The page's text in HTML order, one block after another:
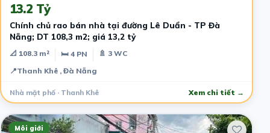
13.2 Tỷ
Chính chủ rao bán nhà tại đường Lê Duẩn - TP Đà
Nẵng; DT 108,3 m2; giá 13,2 tỷ
📐 108.3 m² 🛏 4 PN
🚿 3 WC
📍Thanh Khê , Đà Nẵng
Nhà mặt phố · Thanh Khê Xem chi tiết →
Môi giới